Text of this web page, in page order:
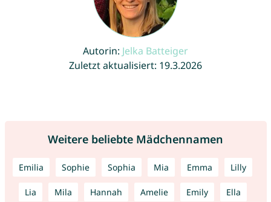
Autorin: Jelka Batteiger
Zuletzt aktualisiert: 19.3.2026
Weitere beliebte Mädchennamen
Emilia Sophie Sophia Mia Emma Lilly
Lia Mila Hannah Amelie Emily Ella